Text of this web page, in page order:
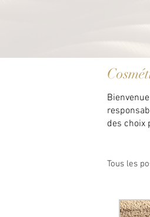
des choix
Tous les